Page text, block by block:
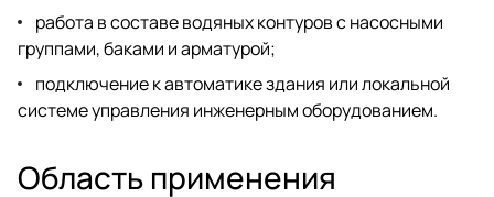
работа в составе водяных контуров с насосными
группами, баками и арматурой;
подключение к автоматике здания или локальной
системе управления инженерным оборудованием.
Область применения